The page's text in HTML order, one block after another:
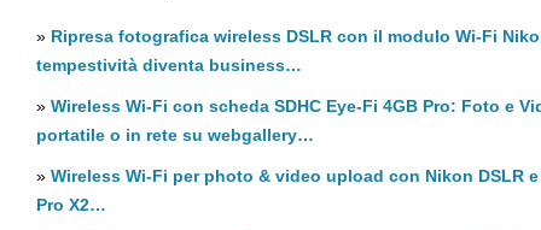
» Ripresa fotografica wireless DSLR con il modulo Wi-Fi
tempestività diventa business…
» Wireless Wi-Fi con scheda SDHC Eye-Fi 4GB Pro: Foto e
portatile o in rete su webgallery…
» Wireless Wi-Fi per photo & video upload con Nikon DSLR e
Pro X2…